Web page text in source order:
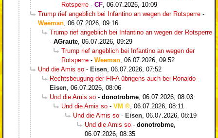
Rotsperre - CF 06.07.2026, 10:09
Trump rief angeblich bei Infantino an wegen der Rotsperre -
Weeman 06.07.2026, 09:16
Trump rief angeblich bei Infantino an wegen der Rotsperre
- AGraute 06.07.2026, 09:29
Trump rief angeblich bei Infantino an wegen der
Rotsperre - Weeman 06.07.2026, 09:52
Und die Amis so - Eisen 06.07.2026, 07:52
Rechtsbeugung der FIFA übrigens auch bei Ronaldo -
Eisen 06.07.2026, 08:06
Und die Amis so - donotrobme 06.07.2026, 08:03
Und die Amis so - VM
06.07.2026, 08:11
Und die Amis so - Eisen 06.07.2026, 08:19
Und die Amis so - donotrobme
06.07.2026, 08:35